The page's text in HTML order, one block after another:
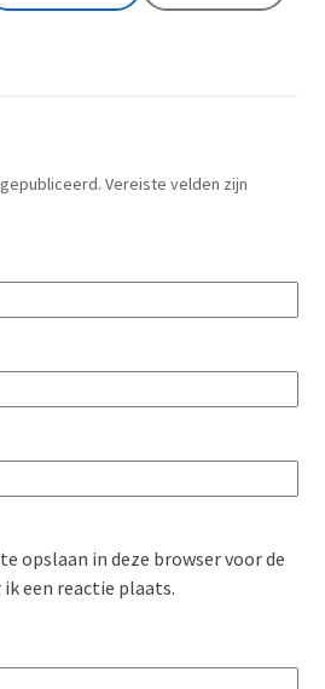
Vereiste velden zijn
opslaan in deze browser voor de
een reactie plaats.